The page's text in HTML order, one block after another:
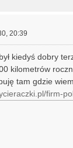
20:39
kiedyś dobry
kilometrów
tam gdzie
firm-